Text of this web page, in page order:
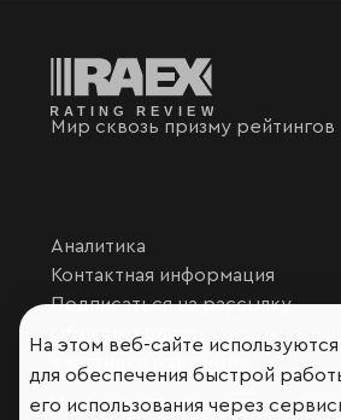
Мир сквозь призму рейтингов
Аналитика
Контактная информация
Подписаться на рассылку
Обратная связь
Участники рэнкингов
Мы в социальных сетях и
На этом веб-сайте используются
для обеспечения быстрой
его использования через